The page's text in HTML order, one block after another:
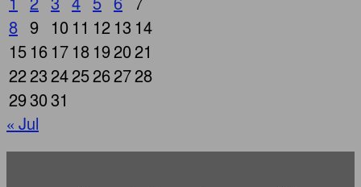
1
2 3 4 5 6
7
8 9 10 11 12 13 14
15 16 17 18 192021
22232425262728
293031
« Jul